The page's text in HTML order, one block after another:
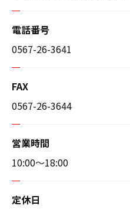
電話番号
0567-26-3641
FAX
0567-26-3644
営業時間
10:00〜18:00
定休日